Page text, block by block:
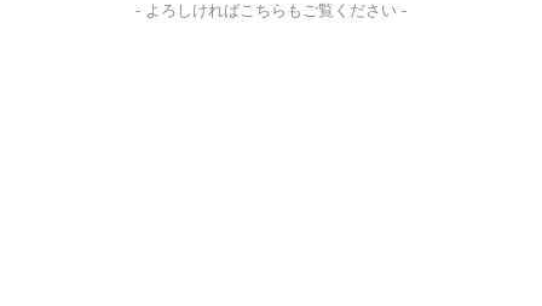
- よろしければこちらもご覧ください -